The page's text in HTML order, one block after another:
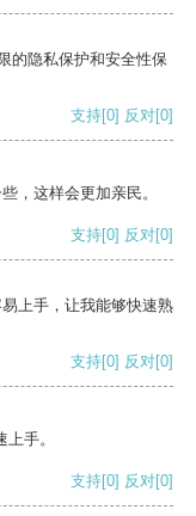
的隐私保护和安全性保
支持[0] 反对[0]
，这样会更加亲民。
支持[0] 反对[0]
上手，让我能够快速熟
支持[0] 反对[0]
手。
支持[0] 反对[0]